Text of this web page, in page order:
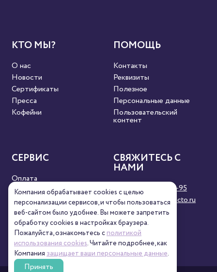
КТО МЫ?
О нас
Новости
Сертификаты
Пресса
Кофейни
ПОМОЩЬ
Контакты
Реквизиты
Полезное
Персональные данные
Пользовательский
контент
СЕРВИС
Оплата
Доставка
Условия продажи
Карта сайта
СВЯЖИТЕСЬ С
НАМИ
8 (800) 333-63-95
orders@torrefacto.ru
Компания обрабатывает cookies с целью
персонализации сервисов, и чтобы пользоваться
веб-сайтом было удобнее. Вы можете запретить
обработку сookies в настройках браузера.
Пожалуйста, ознакомьтесь сполитикой
использования cookies. Читайте подробнее, как
Компания защищает ваши персональные данные.
Принять